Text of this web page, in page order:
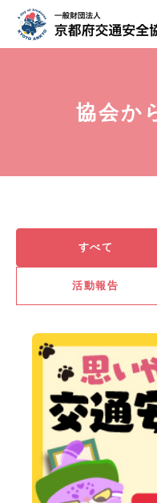
協会か
すべて
活動報告